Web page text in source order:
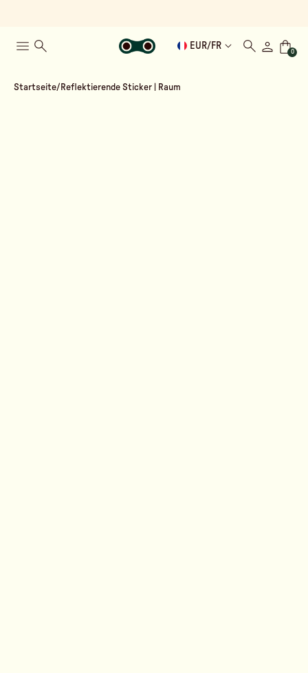
EUR/ FR
0
Startseite Reflektierende Sticker | Raum